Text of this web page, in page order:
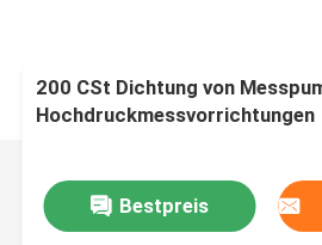
200 CSt Dichtung von
Hochdruckmessvorrichtungen
Bestpreis